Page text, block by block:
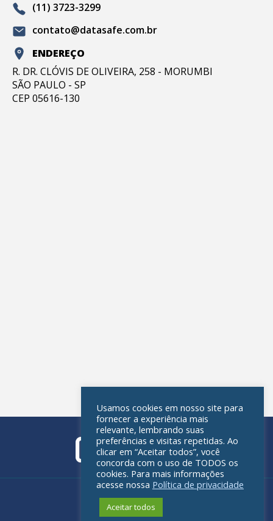
(11) 3723-3299
contato@datasafe.com.br
ENDEREÇO
R. DR. CLÓVIS DE OLIVEIRA, 258 - MORUMBI
SÃO PAULO - SP
CEP 05616-130
Política de privacidade
Usamos cookies em nosso site para
fornecer a experiência mais
relevante, lembrando suas
preferências e visitas repetidas. Ao
clicar em “Aceitar todos”, você
concorda com o uso de TODOS os
cookies. Para mais informações
acesse nossa Política de privacidade
Aceitar todos